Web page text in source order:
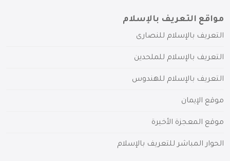
مواقع التعريف بالإسلام
التعريف بالإسلام للنصارى
التعريف بالإسلام للملحدين
التعريف بالإسلام للهندوس
موقع الإيمان
موقع المعجزة الأخيرة
الحوار المباشر للتعريف بالإسلام